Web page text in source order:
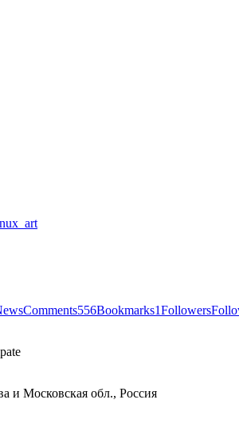
Comments556Bookmarks1Followers
и Московская обл., Россия